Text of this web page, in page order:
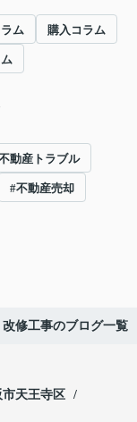
ム 購入コラム
動産トラブル
#不動産売却
改修工事のブログ一覧
市天王寺区